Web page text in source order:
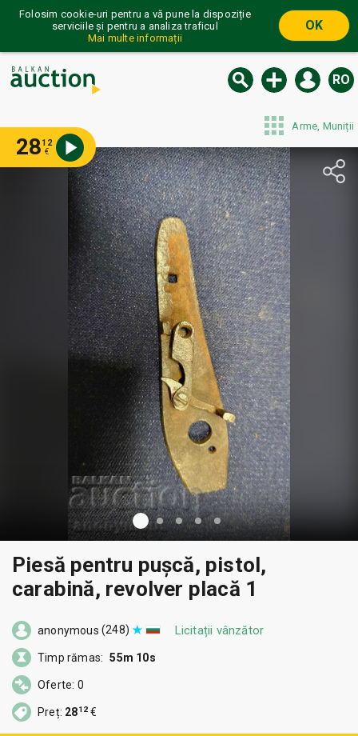
Folosim cookie-uri pentru a vă pune la dispoziție
serviciile și pentru a analiza traficul
Mai multe informații
OK
RO
Arme, Muniții
2812
€
Piesă pentru pușcă, pistol,
carabină, revolver placă 1
anonymous (248) Licitații vânzător
Timp rămas: 55m 9s
Oferte: 0
Preț: 2812 €